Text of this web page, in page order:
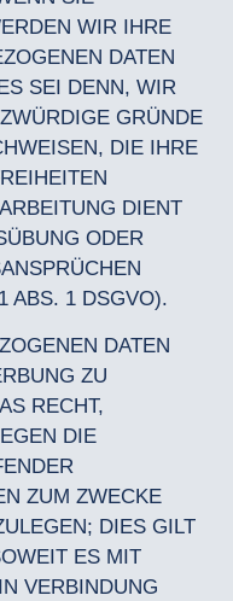
WIR IHRE
DATEN
SEI DENN, WIR
GRÜNDE
DIE IHRE
DIENT
ODER
ABS. 1 DSGVO).
DATEN
ZU
RECHT,
DIE
ZUM ZWECKE
DIES GILT
ES MIT
VERBINDUNG